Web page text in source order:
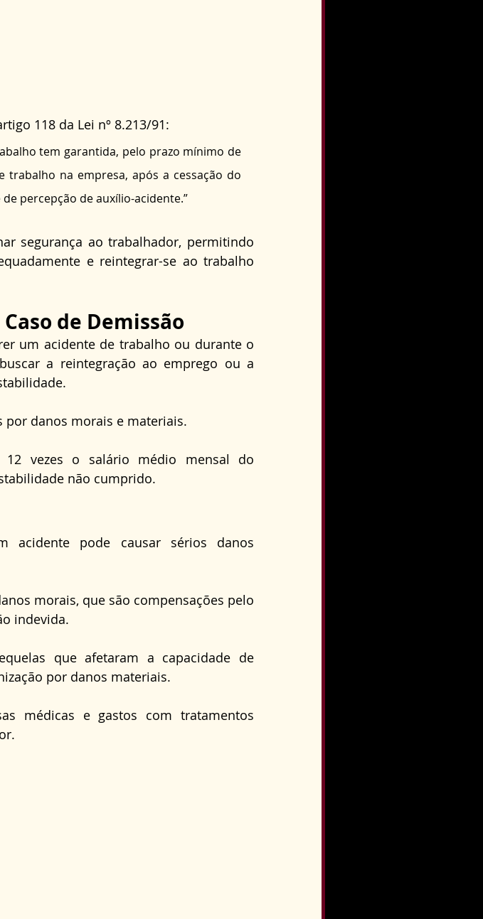
118 da Lei nº 8.213/91:
tem garantida, pelo prazo mínimo de
na empresa, após a cessação do
percepção de auxílio-acidente.”
segurança ao trabalhador, permitindo
e reintegrar-se ao trabalho
de Demissão
um acidente de trabalho ou durante o
a reintegração ao emprego ou a
por danos morais e materiais.
vezes o salário médio mensal do
não cumprido.
acidente pode causar sérios danos
morais, que são compensações pelo
indevida.
que afetaram a capacidade de
por danos materiais.
médicas e gastos com tratamentos